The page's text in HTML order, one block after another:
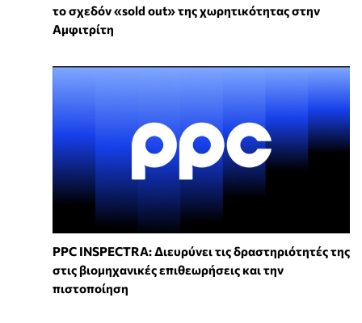
το σχεδόν «sold out» της χωρητικότητας στην
Αμφιτρίτη
PPC INSPECTRA: Διευρύνει τις δραστηριότητές της
στις βιομηχανικές επιθεωρήσεις και την
πιστοποίηση